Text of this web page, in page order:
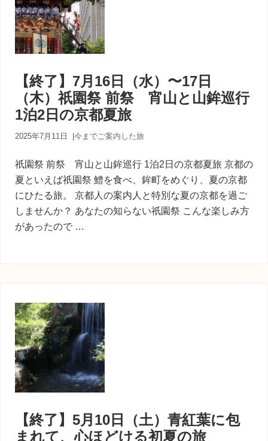
【終了】7月16日（水）〜17日
（木）祇園祭 前祭 宵山と山鉾巡行
1泊2日の京都夏旅
2025年7月11日 今までご案内した旅
祇園祭 前祭 宵山と山鉾巡行 1泊2日の京都夏旅 京都の
夏といえば祇園祭 鱧を食べ、鉾町をめぐり、夏の京都
にひたる旅。 京都人の案内人と特別な夏の京都を過ご
しませんか？ あなたの知らない祇園祭 こんな楽しみ方
があったので …
【終了】5月10日（土）青紅葉に包
まれて、心ほどける初夏の旅